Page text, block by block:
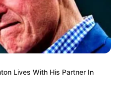
Lives With His Partner In